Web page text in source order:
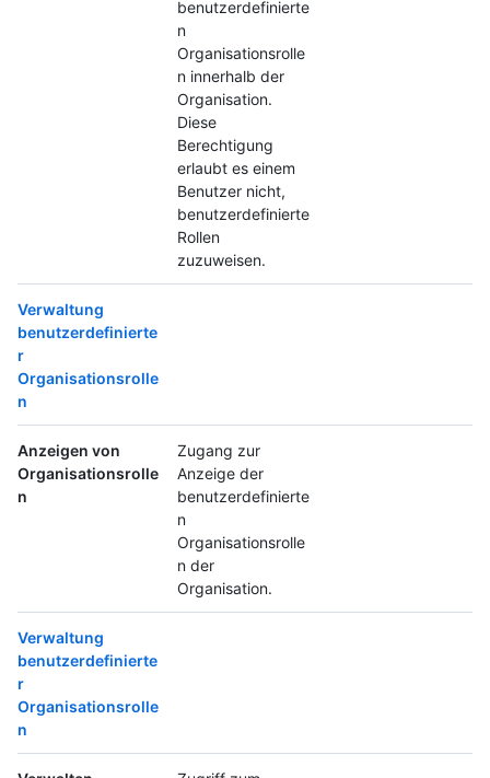
benutzerdefinierte
n
Organisationsrolle
n innerhalb der
Organisation.
Diese
Berechtigung
erlaubt es einem
Benutzer nicht,
benutzerdefinierte
Rollen
zuzuweisen.
Verwaltung
benutzerdefinierte
r
Organisationsrolle
n
Anzeigen von
Organisationsrolle
n
Zugang zur
Anzeige der
benutzerdefinierte
n
Organisationsrolle
n der
Organisation.
Verwaltung
benutzerdefinierte
r
Organisationsrolle
n